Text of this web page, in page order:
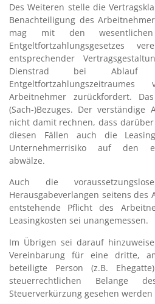
Des Weiteren stelle die
Benachteiligung des
mag mit den wesentlichen
Entgeltfortzahlungsgesetzes
entsprechender
Dienstrad bei Ablauf
Arbeitnehmer zurückfordert.
(Sach-)Bezuges. Der
nicht damit rechnen, dass
diesen Fällen auch die
Unternehmerrisiko auf den
abwälze.
Auch die
Herausgabeverlangen seitens
entstehende Pflicht des
Leasingkosten sei unangemessen.
Im Übrigen sei darauf
Vereinbarung für eine dritte,
beteiligte Person (z.B.
steuerrechtlichen Belange
Steuerverkürzung gesehen werden